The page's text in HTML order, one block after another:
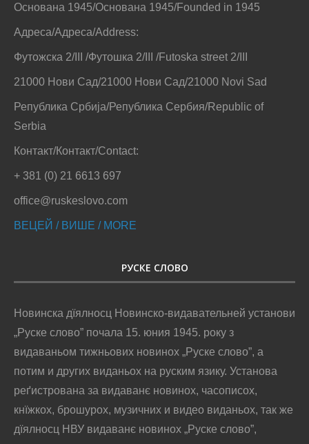
Основана 1945/Основана 1945/Founded in 1945
Адреса/Адреса/Address:
Футожска 2/III /Футошка 2/III /Futoska street 2/III
21000 Нови Сад/21000 Нови Сад/21000 Novi Sad
Република Србија/Република Сербия/Republic of
Serbia
Контакт/Контакт/Contact:
+ 381 (0) 21 6613 697
office@ruskeslovo.com
ВЕЦЕЙ / ВИШЕ / MORE
РУСКЕ СЛОВО
Новинска дїялносц Новинско-видавательней установи
„Руске слово” почала 15. юния 1945. року з
видаваньом тижньових новинох „Руске слово”, а
потим и других виданьох на руским язику. Установа
реґистрована за видаванє новинох, часописох,
кнїжкох, брошурох, музичних и видео виданьох, так же
дїялносц НВУ видаванє новинох „Руске слово”,